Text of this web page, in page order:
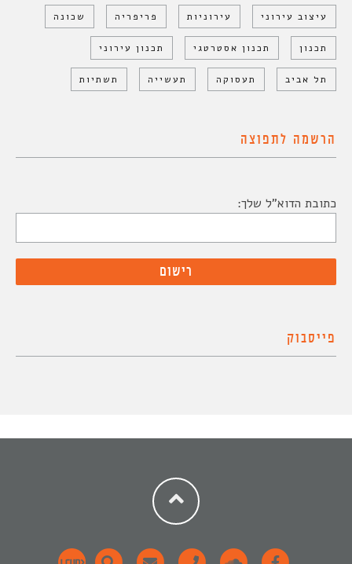
עיצוב עירוני עירוניות פריפריה שכונה
תכנון תכנון אסטרטגי תכנון עירוני
תל אביב תעסוקה תעשייה תשתיות
הרשמה לתפוצה
כתובת הדוא"ל שלך:
פייסבוק